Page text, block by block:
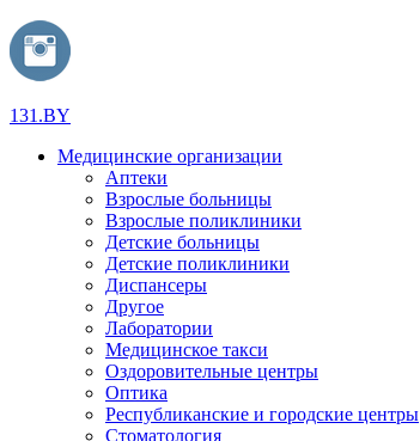
131.BY
Медицинские организации
Аптеки
Взрослые больницы
Взрослые поликлиники
Детские больницы
Детские поликлиники
Диспансеры
Другое
Лаборатории
Медицинское такси
Оздоровительные центры
Оптика
Республиканские и городские центры
Стоматология